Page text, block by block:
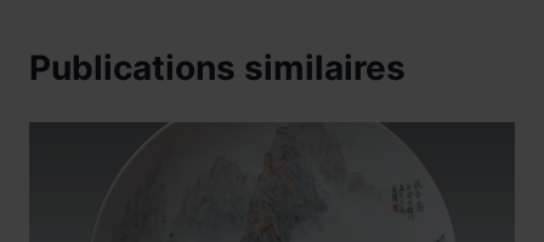
Publications similaires